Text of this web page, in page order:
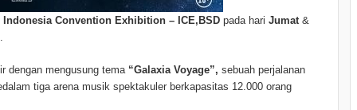
Indonesia Convention Exhibition – ICE,BSD pada hari Jumat&
.
dengan mengusung tema “Galaxia Voyage”, sebuah perjalanan
tiga arena musik spektakuler berkapasitas 12.000 orang